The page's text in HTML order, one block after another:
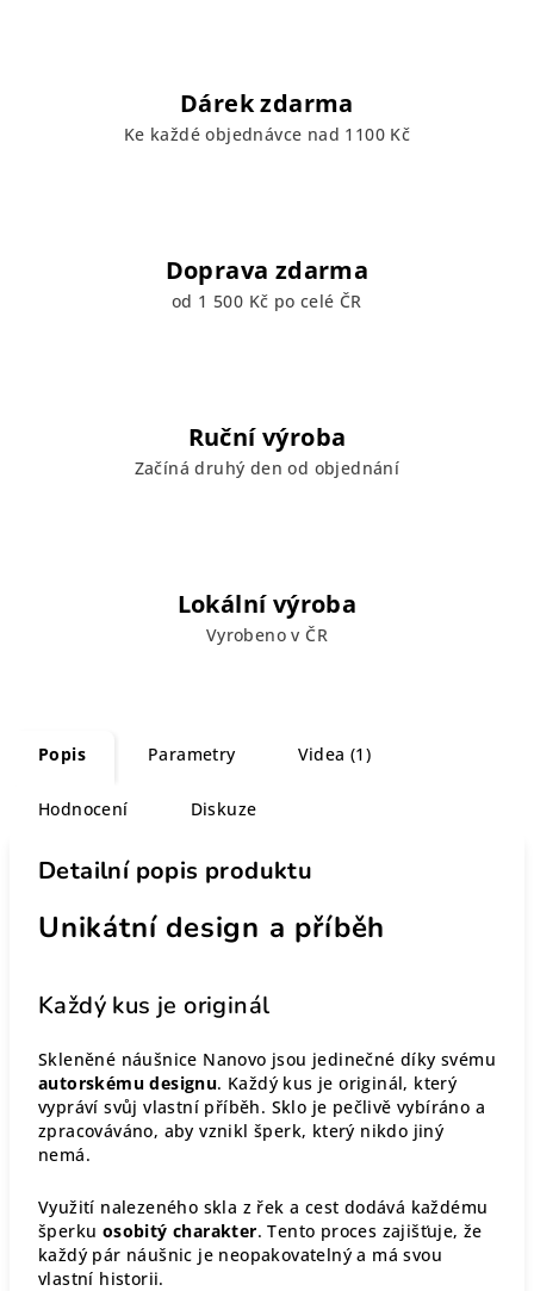
Dárek zdarma
Ke každé objednávce nad 1100 Kč
Doprava zdarma
od 1 500 Kč po celé ČR
Ruční výroba
Začíná druhý den od objednání
Lokální výroba
Vyrobeno v ČR
Popis Parametry Videa (1)
Hodnocení Diskuze
Detailní popis produktu
Unikátní design a příběh
Každý kus je originál
Skleněné náušnice Nanovo jsou jedinečné díky svému
autorskému designu. Každý kus je originál, který
vypráví svůj vlastní příběh. Sklo je pečlivě vybíráno a
zpracováváno, aby vznikl šperk, který nikdo jiný
nemá.
Využití nalezeného skla z řek a cest dodává každému
šperku osobitý charakter. Tento proces zajišťuje, že
každý pár náušnic je neopakovatelný a má svou
vlastní historii.